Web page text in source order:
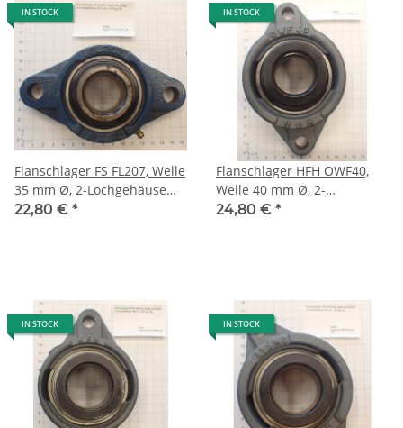
IN STOCK
Flanschlager FS FL207, Welle
35 mm Ø, 2-Lochgehäuse
16,1 cm, 1,19 kg L60
22,80 € *
IN STOCK
Flanschlager HFH OWF40,
Welle 40 mm Ø, 2-
Lochgehäuse 17,2 cm, 1,75
24,80 € *
IN STOCK IN STOCK